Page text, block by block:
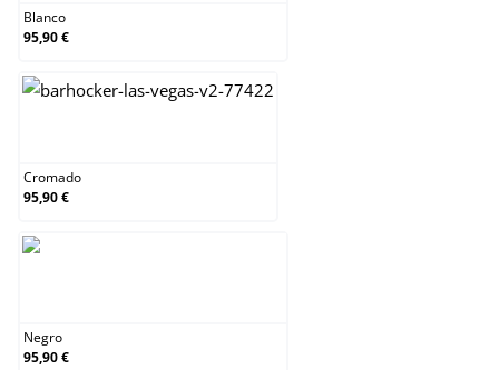
Blanco
95,90 €
Cromado
95,90 €
Negro
95,90 €